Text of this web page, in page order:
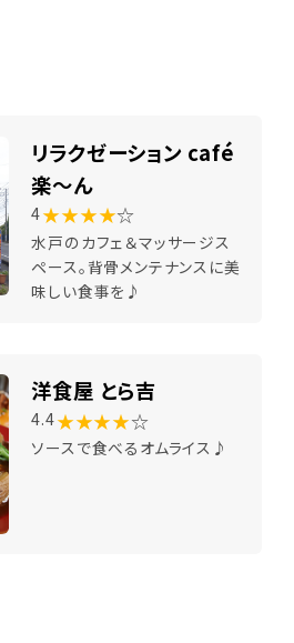
リラクゼーション café
楽～ん
4★★★★☆
水戸のカフェ＆マッサージス
ペース。背骨メンテナンスに美
味しい食事を♪
洋食屋 とら吉
4.4★★★★☆
ソースで食べるオムライス♪